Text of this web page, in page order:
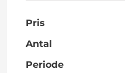
Pris
Antal
Periode